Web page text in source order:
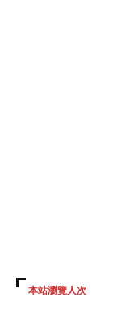
本站瀏覽人次